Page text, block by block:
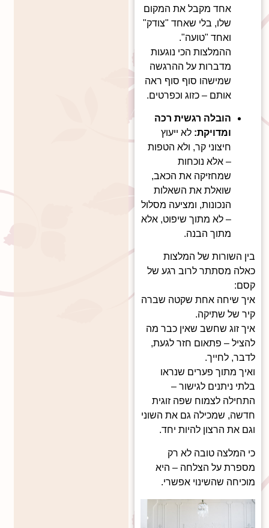
אחד מקבל את המקום
שלו, בלי שאחד "צודק"
ואחד "טועה".
ההמלצות הכי נוגעות
מדברות על ההרגשה
שמישהו סוף סוף ראה
אותם – כזוג וכפרטים.
הובלה רגשית רכה
ומדויקת: לא ייעוץ
חיצוני קר, ולא הטפות
– אלא נוכחות
שמחזיקה את הכאב,
שואלת את השאלות
הנכונות, ומציעה מסלול
– לא מתוך שיפוט, אלא
מתוך הבנה.
בין השורות של המלצות
כאלה מסתתר לרוב רגע של
קסם:
איך שיחה אחת שקטה שברה
קיר של שתיקה.
איך זוג שחשב שאין כבר מה
להציל – פתאום חזר לגעת,
לדבר, לחייך.
ואיך מתוך פערים שנראו
בלתי ניתנים לגישור –
התחילה לצמוח שפה זוגית
חדשה, שמכילה גם את השוני
וגם את הרצון להיות יחד.
כי המלצה טובה לא רק
מספרת על הצלחה – היא
מוכיחה שהשינוי אפשרי.